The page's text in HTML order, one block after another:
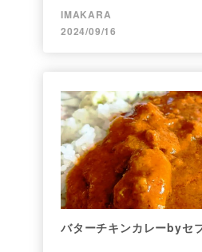
IMAKARA
2024/09/16
バターチキンカレーbyセ